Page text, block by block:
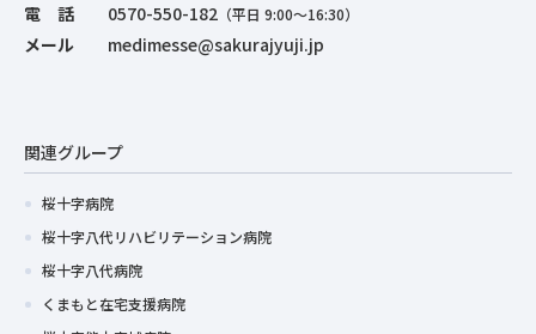
電 話 0570-550-182 （平日 9:00～16:30）
メール medimesse@sakurajyuji.jp
関連グループ
桜十字病院
桜十字八代リハビリテーション病院
桜十字八代病院
くまもと在宅支援病院